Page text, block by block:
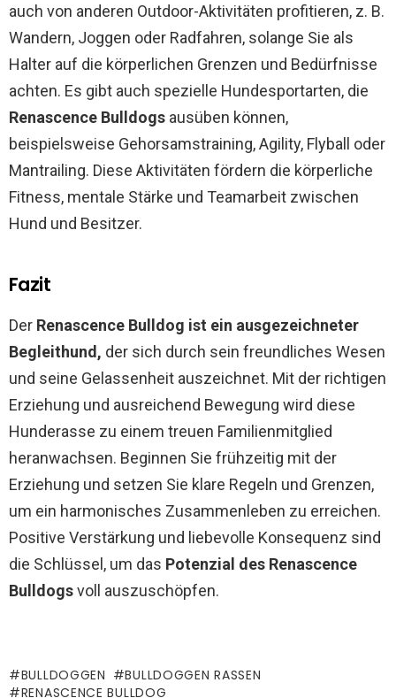
auch von anderen Outdoor-Aktivitäten profitieren, z. B.
Wandern, Joggen oder Radfahren, solange Sie als
Halter auf die körperlichen Grenzen und Bedürfnisse
achten. Es gibt auch spezielle Hundesportarten, die
Renascence Bulldogs ausüben können,
beispielsweise Gehorsamstraining, Agility, Flyball oder
Mantrailing. Diese Aktivitäten fördern die körperliche
Fitness, mentale Stärke und Teamarbeit zwischen
Hund und Besitzer.
Fazit
Der Renascence Bulldog ist ein ausgezeichneter
Begleithund, der sich durch sein freundliches Wesen
und seine Gelassenheit auszeichnet. Mit der richtigen
Erziehung und ausreichend Bewegung wird diese
Hunderasse zu einem treuen Familienmitglied
heranwachsen. Beginnen Sie frühzeitig mit der
Erziehung und setzen Sie klare Regeln und Grenzen,
um ein harmonisches Zusammenleben zu erreichen.
Positive Verstärkung und liebevolle Konsequenz sind
die Schlüssel, um das Potenzial des Renascence
Bulldogsvoll auszuschöpfen.
BULLDOGGEN
BULLDOGGEN RASSEN
RENASCENCE BULLDOG